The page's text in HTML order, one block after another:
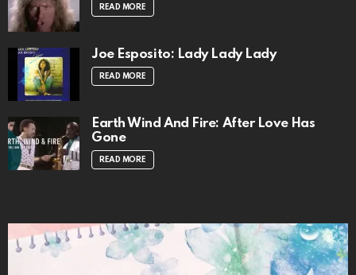
READ MORE
Joe Esposito: Lady Lady Lady
READ MORE
Earth Wind And Fire: After Love Has
Gone
READ MORE